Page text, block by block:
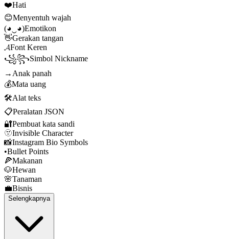
❤️Hati
😊Menyentuh wajah
(◕‿◕)Emotikon
👋Gerakan tangan
𝓐Font Keren
꧁꧂Simbol Nickname
→ Anak panah
💰Mata uang
🛠️Alat teks
📋Peralatan JSON
🔐Pembuat kata sandi
🫥Invisible Character
📸Instagram Bio Symbols
•Bullet Points
🍕Makanan
🐶Hewan
🌸Tanaman
💼Bisnis
Selengkapnya